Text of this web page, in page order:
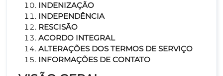
INDENIZAÇÃO
INDEPENDÊNCIA
RESCISÃO
ACORDO INTEGRAL
ALTERAÇÕES DOS TERMOS DE SERVIÇO
INFORMAÇÕES DE CONTATO